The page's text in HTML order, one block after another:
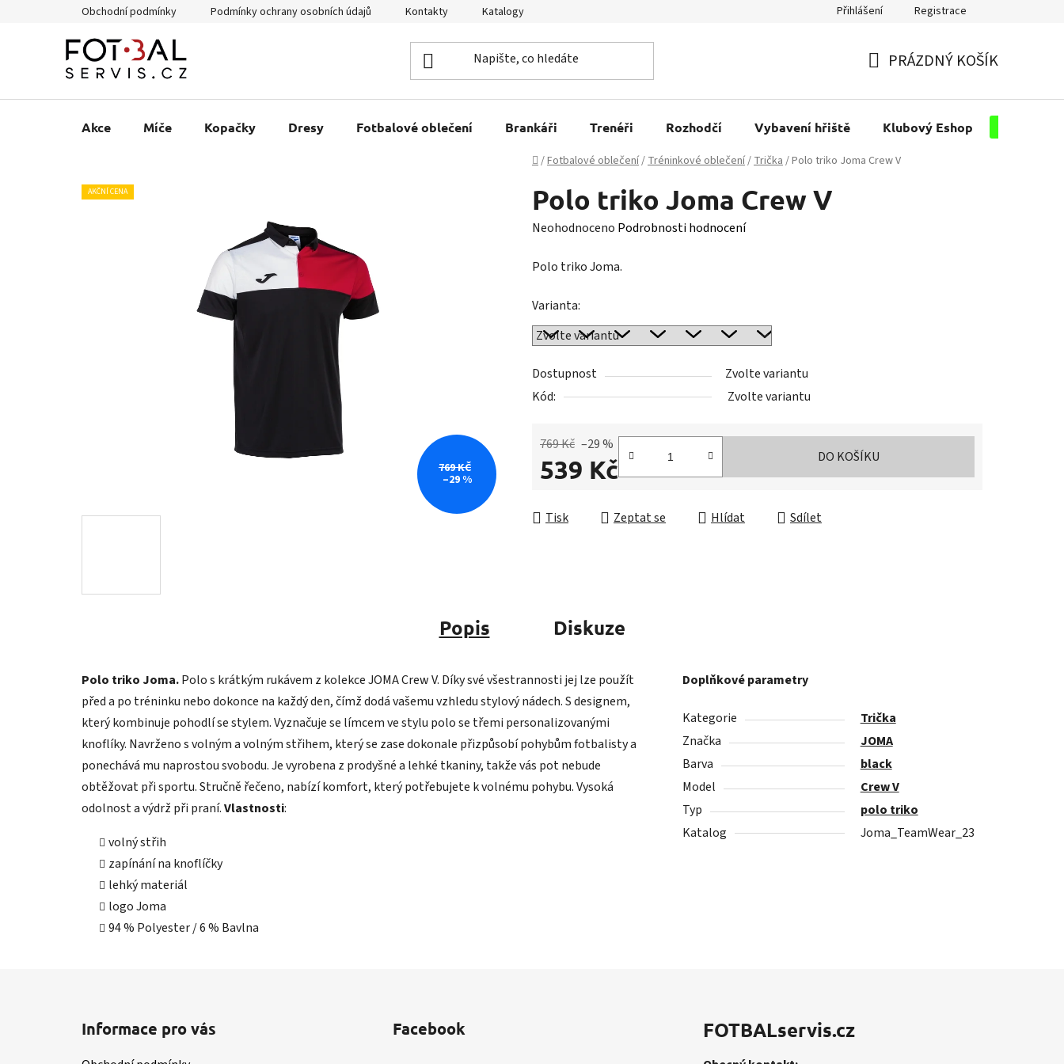
Obchodní podmínky Podmínky ochrany osobních údajů Kontakty Katalogy Přihlášení Registrace
KOŠÍK
PRÁZDNÝ KOŠÍK
Akce Míče Kopačky Dresy Fotbalové oblečení Brankáři Trenéři Rozhodčí Vybavení hřiště Klubový Eshop
Domů
/Fotbalové oblečení/Tréninkové oblečení/Trička/Polo triko Joma Crew V
Polo triko Joma Crew V
Průměrné
produktu
0,0
z
hvězdiček.
Neohodnoceno Podrobnosti hodnocení
Polo triko Joma.
Varianta:
Dostupnost
Zvolte variantu
Kód:
Zvolte variantu
769 Kč –29 %
539 Kč DO KOŠÍKU
Tisk Zeptat se Hlídat Sdílet
AKČNÍ CENA
769 KČ
–29 %
Popis Diskuze
Polo triko Joma.Polo s krátkým rukávem z kolekce JOMA Crew V. Díky své všestrannosti jej lze použít
před a po tréninku nebo dokonce na každý den, čímž dodá vašemu vzhledu stylový nádech. S designem,
který kombinuje pohodlí se stylem. Vyznačuje se límcem ve stylu polo se třemi personalizovanými
knoflíky. Navrženo s volným a volným střihem, který se zase dokonale přizpůsobí pohybům fotbalisty a
ponechává mu naprostou svobodu. Je vyrobena z prodyšné a lehké tkaniny, takže vás pot nebude
obtěžovat při sportu. Stručně řečeno, nabízí komfort, který potřebujete k volnému pohybu. Vysoká
odolnost a výdrž při praní.Vlastnosti:
volný střih
zapínání na knoflíčky
lehký materiál
logo Joma
94 % Polyester / 6 % Bavlna
Doplňkové parametry
Kategorie
Trička
Značka
JOMA
Barva
black
Model
Crew V
Typ
polo triko
Katalog
Joma_TeamWear_23
Informace pro vás Facebook FOTBALservis.cz